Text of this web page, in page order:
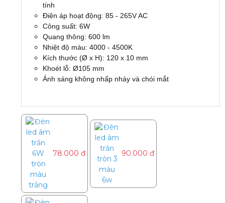
tính
Điện áp hoạt động: 85 - 265V AC
Công suất: 6W
Quang thông: 600 lm
Nhiệt độ màu: 4000 - 4500K
Kích thước (Ø x H): 120 x 10 mm
Khoét lỗ: Ø105 mm
Ánh sáng không nhấp nháy và chói mắt
90.000 đ
Số lượng:
Mua ngay Thêm vào giỏ hàng